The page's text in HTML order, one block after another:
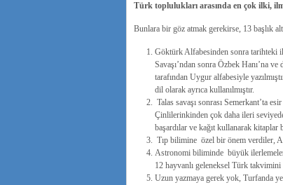
Türk toplulukları arasında en çok ilki,
Bunlara bir göz atmak gerekirse, 13 başlık
Göktürk Alfabesinden sonra tarihteki
Savaşı’ndan sonra Özbek Hanı’na
tarafından Uygur alfabesiyle
dil olarak ayrıca kullanılmıştır.
Talas savaşı sonrası Semerkant’ta
Çinlilerinkinden çok daha ileri
başardılar ve kağıt kullanarak
Tıp bilimine özel bir önem verdiler,
Astronomi biliminde büyük
12 hayvanlı geleneksel Türk
Uzun yazmaya gerek yok, Turfanda